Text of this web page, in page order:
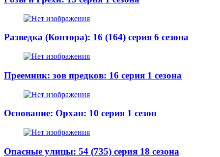
Разведка (Контора): 16 (164) серия 6 сезона
Преемник: зов предков: 16 серия 1 сезона
Основание: Орхан: 10 серия 1 сезон
Опасные улицы: 54 (735) серия 18 сезона